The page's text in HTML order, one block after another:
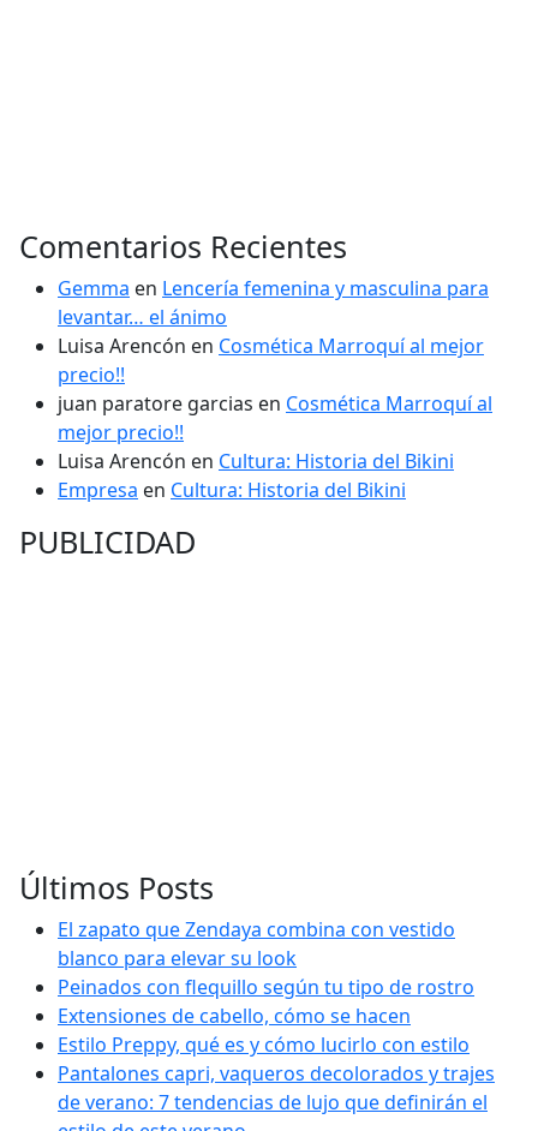
Comentarios Recientes
Gemma en Lencería femenina y masculina para
levantar… el ánimo
Luisa Arencón en Cosmética Marroquí al mejor
precio!!
juan paratore garcias en Cosmética Marroquí al
mejor precio!!
Luisa Arencón en Cultura: Historia del Bikini
Empresa en Cultura: Historia del Bikini
PUBLICIDAD
Últimos Posts
El zapato que Zendaya combina con vestido
blanco para elevar su look
Peinados con flequillo según tu tipo de rostro
Extensiones de cabello, cómo se hacen
Estilo Preppy, qué es y cómo lucirlo con estilo
Pantalones capri, vaqueros decolorados y trajes
de verano: 7 tendencias de lujo que definirán el